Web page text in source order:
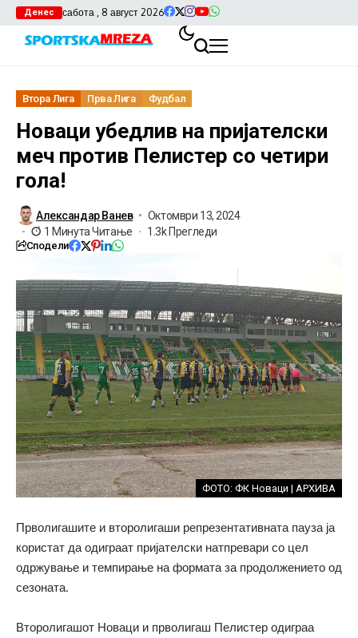
Денес сабота , 8 август 2026
Втора Лига Прва Лига Фудбал
Новаци убедлив на пријателски
меч против Пелистер со четири
гола!
Александар Ванев
Октомври 13, 2024
1 Минута Читање
1.3k Прегледи
Сподели
ФОТО: ФК Новаци | АРХИВА
Прволигашите и второлигаши репрезентативната пауза ја
користат да одиграат пријателски натпревари со цел
одржување и темпирање на формата за продолжението од
сезоната.
Второлигашот Новаци и прволигаш Пелистер одиграа